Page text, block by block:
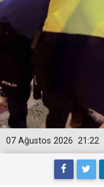
21:22
07 Ağustos 2026